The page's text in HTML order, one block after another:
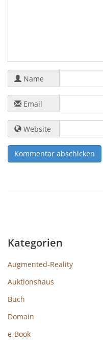
Name
Email
Website
Kategorien
Augmented-Reality
Auktionshaus
Buch
Domain
e-Book